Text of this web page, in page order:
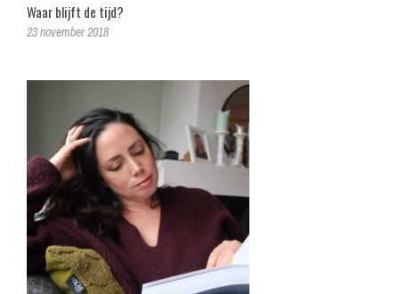
Waar blijft de tijd?
23 november 2018